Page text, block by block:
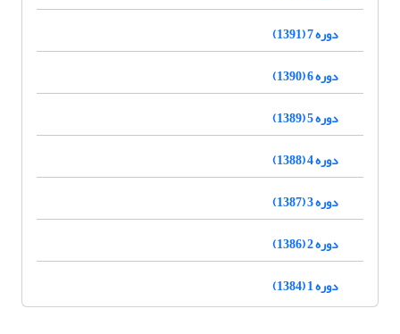
دوره 7 (1391)
دوره 6 (1390)
دوره 5 (1389)
دوره 4 (1388)
دوره 3 (1387)
دوره 2 (1386)
دوره 1 (1384)